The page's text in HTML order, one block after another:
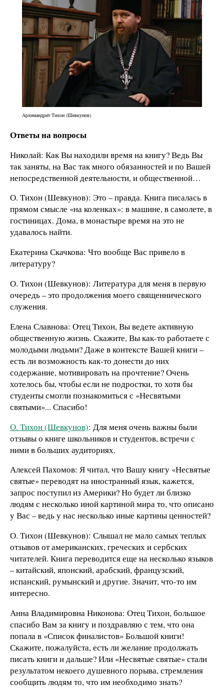
Архимандрит Тихон (Шевкунов)
Ответы на вопросы
Николай: Как Вы находили время на книгу? Ведь Вы
так заняты, на Вас так много обязанностей и по Вашей
непосредственной деятельности, и общественной…
О. Тихон (Шевкунов): Это – правда. Книга писалась в
прямом смысле «на коленках»: в машине, в самолете, в
гостиницах. Дома, в монастыре время на это не
удавалось найти.
Екатерина Скачкова: Что вообще Вас привело в
литературу?
О. Тихон (Шевкунов): Литература для меня в первую
очередь – это продолжения моего священнического
служения.
Елена Славнова: Отец Тихон, Вы ведете активную
общественную жизнь. Скажите, Вы как-то работаете с
молодыми людьми? Даже в контексте Вашей книги –
есть ли возможность как-то донести до них
содержание, мотивировать на прочтение? Очень
хотелось бы, чтобы если не подростки, то хотя бы
студенты смогли познакомиться с «Несвятыми
святыми»... Спасибо!
О. Тихон (Шевкунов): Для меня очень важны были
отзывы о книге школьников и студентов, встречи с
ними в больших аудиториях.
Алексей Пахомов: Я читал, что Вашу книгу «Несвятые
святые» переводят на иностранный язык, кажется,
запрос поступил из Америки? Но будет ли близко
людям с несколько иной картиной мира то, что описано
у Вас – ведь у нас несколько иные картины ценностей?
О. Тихон (Шевкунов): Слышал не мало самых теплых
отзывов от американских, греческих и сербских
читателей. Книга переводится еще на несколько языков
– китайский, японский, арабский, французский,
испанский, румынский и другие. Значит, что-то им
интересно.
Анна Владимировна Никонова: Отец Тихон, большое
спасибо Вам за книгу и поздравляю с тем, что она
попала в «Список финалистов» Большой книги!
Скажите, пожалуйста, есть ли желание продолжать
писать книги и дальше? Или «Несвятые святые» стали
результатом некоего душевного порыва, стремления
сообщить людям то, что им необходимо знать?